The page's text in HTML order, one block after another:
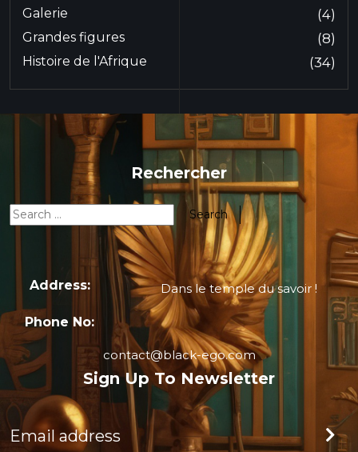
Galerie (4)
Grandes figures (8)
Histoire de l'Afrique (34)
Rechercher
Address: Dans le temple du savoir !
Phone No:
contact@black-ego.com
Sign Up To Newsletter